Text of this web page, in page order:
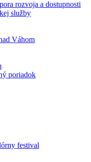
rozvoja a dostupnosti
služby
Váhom
poriadok
festival